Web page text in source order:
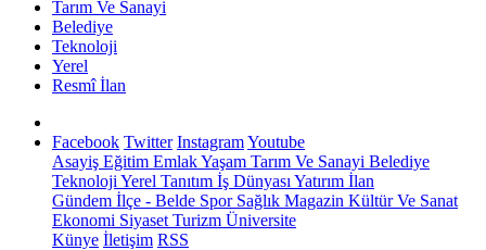
Tarım Ve Sanayi
Belediye
Teknoloji
Yerel
Resmî İlan
Facebook Twitter InstagramYoutube
Asayiş Eğitim EmlakYaşam Tarım Ve Sanayi Belediye
Teknoloji Yerel Tanıtım İş Dünyası Yatırım İlan
Gündem İlçe - Belde SporSağlık Magazin Kültür Ve Sanat
Ekonomi Siyaset Turizm Üniversite
Künye İletişim RSS